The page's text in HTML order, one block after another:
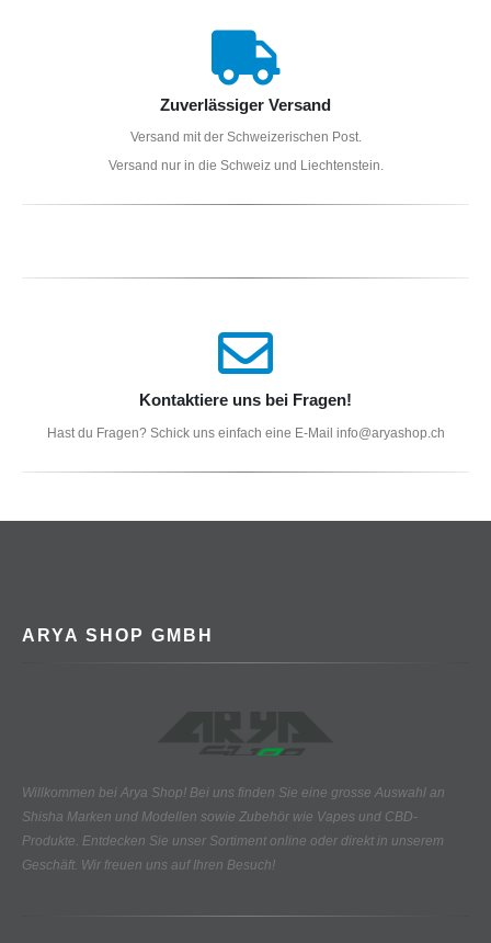
Zuverlässiger Versand
Versand mit der Schweizerischen Post.
Versand nur in die Schweiz und Liechtenstein.
Kontaktiere uns bei Fragen!
Hast du Fragen? Schick uns einfach eine E-Mail info@aryashop.ch
ARYA SHOP GMBH
Willkommen bei Arya Shop! Bei uns finden Sie eine grosse Auswahl an
Shisha Marken und Modellen sowie Zubehör wie Vapes und CBD-
Produkte. Entdecken Sie unser Sortiment online oder direkt in unserem
Geschäft. Wir freuen uns auf Ihren Besuch!